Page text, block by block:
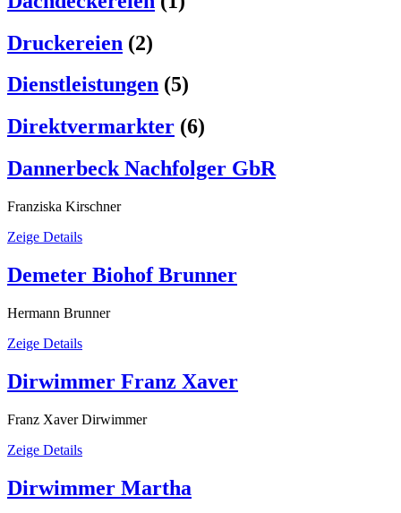
Druckereien (2)
Dienstleistungen (5)
Direktvermarkter (6)
Dannerbeck Nachfolger GbR
Franziska Kirschner
Zeige Details
Demeter Biohof Brunner
Hermann Brunner
Zeige Details
Dirwimmer Franz Xaver
Franz Xaver Dirwimmer
Zeige Details
Dirwimmer Martha